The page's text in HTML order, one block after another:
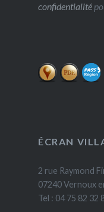
confidentialité
ÉCRAN
2 rue Raymond
07240 Vernoux
Tel : 04 75 82 32